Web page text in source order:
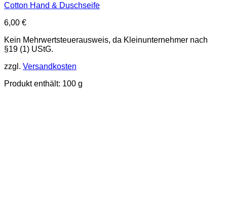
Cotton Hand & Duschseife
6,00 €
Kein Mehrwertsteuerausweis, da Kleinunternehmer nach
§19 (1) UStG.
zzgl. Versandkosten
Produkt enthält: 100 g